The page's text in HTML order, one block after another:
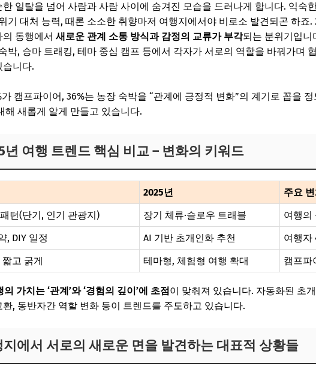
한 일탈을 넘어 사람과 사람 사이에 숨겨진 모습을 드러나게 합니다. 익숙
기 대처 능력, 때론 소소한 취향마저 여행지에서야 비로소 발견되곤 하죠
동행에서 새로운 관계 소통 방식과 감정의 교류가 부각되는 분위기입니
박, 승마 트래킹, 테마 중심 캠프 등에서 각자가 서로의 역할을 바꿔가며
습니다.
캠프파이어, 36%는 농장 숙박을 “관계에 긍정적 변화”의 계기로 꼽을
해 새롭게 알게 만들고 있습니다.
년 여행 트렌드 핵심 비교 – 변화의 키워드
2025년
주요
턴(단기, 인기 관광지)
장기 체류·슬로우 트래블
여행의
, DIY 일정
AI 기반 초개인화 추천
여행자
고 굵게
테마형, 체험형 여행 확대 캠프파
가치는 ‘관계’와 ‘경험의 깊이’에 초점이 맞춰져 있습니다. 자동화된 초
환, 동반자간 역할 변화 등이 트렌드를 주도하고 있습니다.
지에서 서로의 새로운 면을 발견하는 대표적 상황들